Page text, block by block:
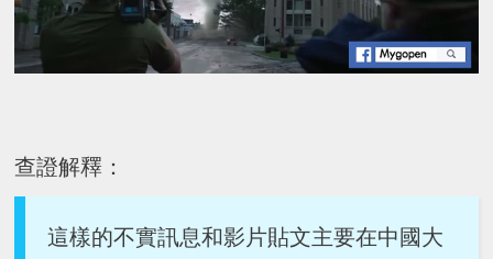
查證解釋：
這樣的不實訊息和影片貼文主要在中國大